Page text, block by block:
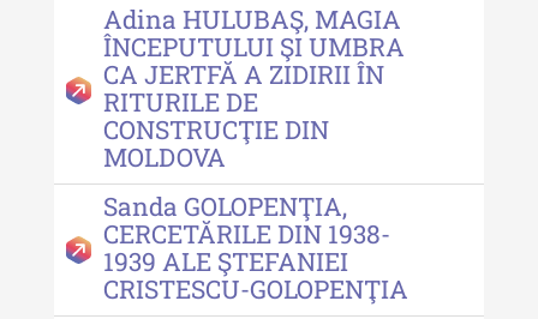
Adina HULUBAŞ, MAGIA
ÎNCEPUTULUI ŞI UMBRA
CA JERTFĂ A ZIDIRII ÎN
RITURILE DE
CONSTRUCŢIE DIN
MOLDOVA
Sanda GOLOPENŢIA,
CERCETĂRILE DIN 1938-
1939 ALE ŞTEFANIEI
CRISTESCU-GOLOPENŢIA